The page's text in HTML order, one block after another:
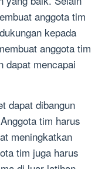
anggota tim
kepada
anggota tim
dapat mencapai
dapat dibangun
tim harus
meningkatkan
tim juga harus